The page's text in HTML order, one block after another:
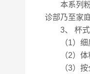
本系列粉
诊部乃至家
3、 杯式
（1）细度
（2）体积
（3）按全